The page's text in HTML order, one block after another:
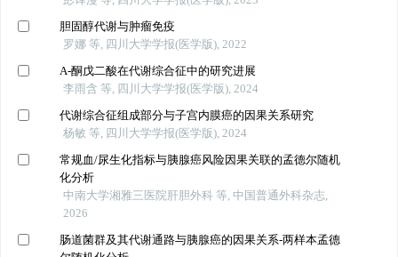
胆固醇代谢与肿瘤免疫
罗娜 等, 四川大学学报(医学版), 2022
Α-酮戊二酸在代谢综合征中的研究进展
李雨含 等, 四川大学学报(医学版), 2024
代谢综合征组成部分与子宫内膜癌的因果关系研究
杨敏 等, 四川大学学报(医学版), 2024
常规血/尿生化指标与胰腺癌风险因果关联的孟德尔随机
化分析
中南大学湘雅三医院肝胆外科 等, 中国普通外科杂志,
2026
肠道菌群及其代谢通路与胰腺癌的因果关系-两样本孟德